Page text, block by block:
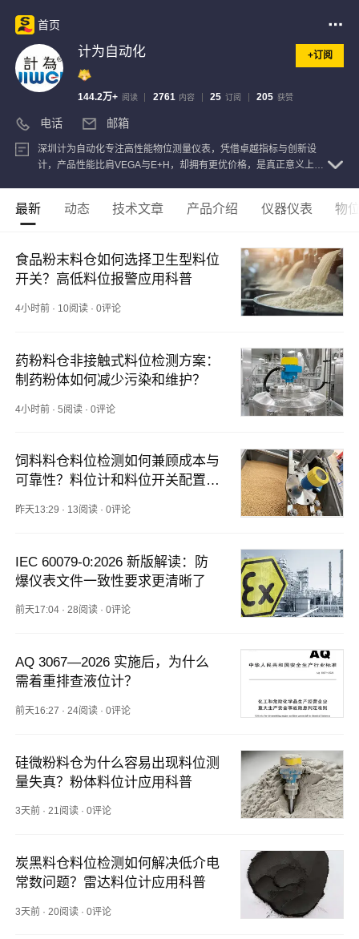
首页
计为自动化 +订阅
144.2万+ 阅读 2761 内容 25 订阅 205 获赞
电话 邮箱
深圳计为自动化专注高性能物位测量仪表，凭借卓越指标与创新设
计，产品性能比肩VEGA与E+H，却拥有更优价格，是真正意义上进
最新 动态 技术文章 产品介绍 仪器仪表 物
食品粉末料仓如何选择卫生型料位
开关？高低料位报警应用科普
4小时前 · 10阅读 ·0评论
药粉料仓非接触式料位检测方案：
制药粉体如何减少污染和维护？
4小时前 ·5阅读 ·0评论
饲料料仓料位检测如何兼顾成本与
可靠性？料位计和料位开关配置方
昨天13:29 · 13阅读 ·0评论
IEC 60079-0:2026 新版解读：防
爆仪表文件一致性要求更清晰了
前天17:04 ·28阅读 ·0评论
AQ 3067—2026 实施后，为什么
需着重排查液位计？
前天16:27 · 24阅读 ·0评论
硅微粉料仓为什么容易出现料位测
量失真？粉体料位计应用科普
3天前 ·21阅读 ·0评论
炭黑料仓料位检测如何解决低介电
常数问题？雷达料位计应用科普
3天前 · 20阅读 ·0评论